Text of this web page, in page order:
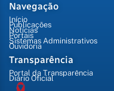
Navegação
Início
Publicações
Notícias
Portais
Sistemas Administrativos
Ouvidoria
Transparência
Portal da Transparência
Diário Oficial